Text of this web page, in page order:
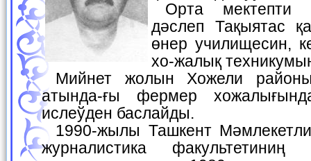
Орта мектепти питкергеннен соң
дәслеп Тақыятас
өнер училищесин,
хо-жалық
Мийнет жолын Хожели районындағы Ахунбабаев
атында-ғы фермер
ислеўден баслайды.
1990-жылы Ташкент Мәмлекетлик Университетиниң
журналистика